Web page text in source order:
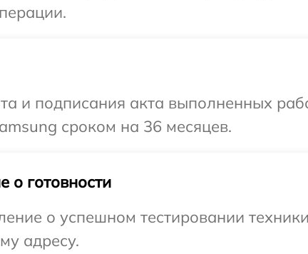
и подписания акта выполненных
сроком на 36 месяцев.
готовности
о успешном тестировании
адресу.